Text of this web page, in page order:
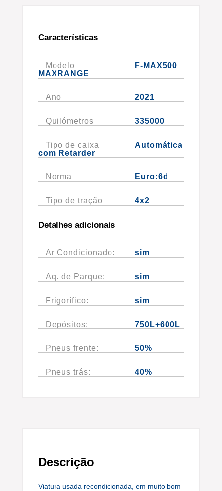
Características
Modelo
F-MAX500
MAXRANGE
Ano 2021
Quilómetros 335000
Tipo de caixa
Automática
com Retarder
Norma Euro:6d
Tipo de tração 4x2
Detalhes adicionais
Ar Condicionado: sim
Aq. de Parque: sim
Frigorífico: sim
Depósitos: 750L+600L
Pneus frente: 50%
Pneus trás: 40%
Descrição
Viatura usada recondicionada, em muito bom